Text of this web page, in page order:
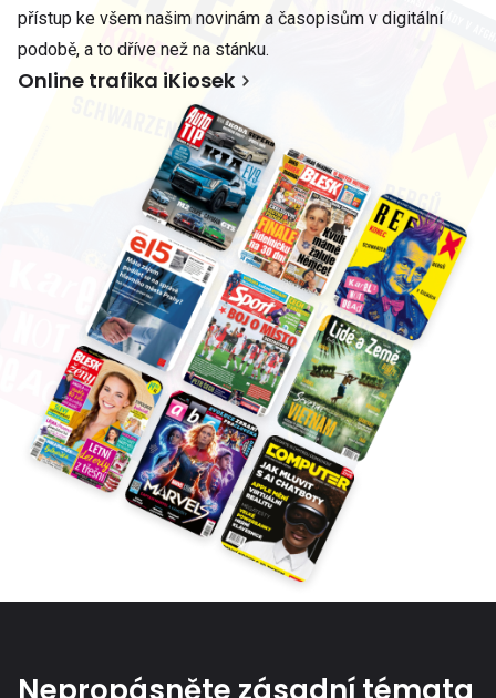
přístup ke všem našim novinám a časopisům v digitální
podobě, a to dříve než na stánku.
Online trafika iKiosek